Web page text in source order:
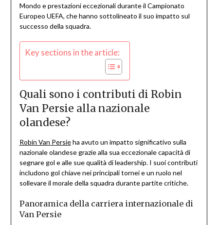
Mondo e prestazioni eccezionali durante il Campionato
Europeo UEFA, che hanno sottolineato il suo impatto sul
successo della squadra.
Key sections in the article:
Quali sono i contributi di Robin
Van Persie alla nazionale
olandese?
Robin Van Persieha avuto un impatto significativo sulla
nazionale olandese grazie alla sua eccezionale capacità di
segnare gol e alle sue qualità di leadership. I suoi contributi
includono gol chiave nei principali tornei e un ruolo nel
sollevare il morale della squadra durante partite critiche.
Panoramica della carriera internazionale di
Van Persie